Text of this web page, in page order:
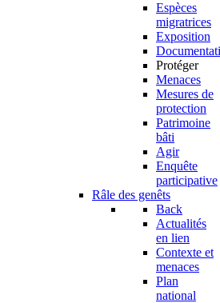
Espèces
migratrices
Exposition
Protéger
Menaces
Mesures de
protection
Patrimoine
bâti
Agir
Enquête
participative
Râle des genêts
Back
Actualités
en lien
Contexte et
menaces
Plan
national